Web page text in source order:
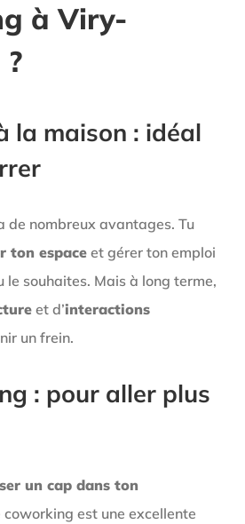
à Viry-
la maison : idéal
de nombreux avantages. Tu
ton espaceet gérer ton emploi
le souhaites. Mais à long terme,
et d’interactions
un frein.
: pour aller plus
un cap dans ton
coworking est une excellente